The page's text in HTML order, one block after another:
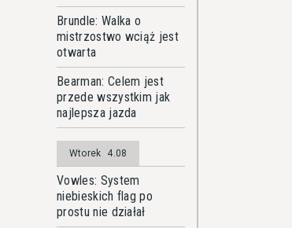
Brundle: Walka o
mistrzostwo wciąż jest
otwarta
Bearman: Celem jest
przede wszystkim jak
najlepsza jazda
Wtorek 4.08
Vowles: System
niebieskich flag po
prostu nie działał